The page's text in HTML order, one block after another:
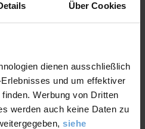
Über Cookies
dienen ausschließlich
und um effektiver
Werbung von Dritten
werden auch keine Daten zu
siehe
der Welt ist? Von
die Nation mit
Seit 2009
allerdings von China als
abgelöst.